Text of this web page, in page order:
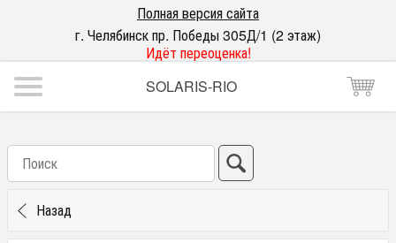
Полная версия сайта
г. Челябинск пр. Победы 305Д/1 (2 этаж)
Идёт переоценка!
SOLARIS-RIO
Назад